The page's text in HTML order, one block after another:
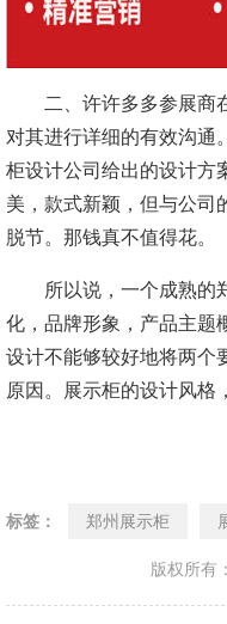
二、许许多多参展商在
对其进行详细的有效沟通
柜设计公司给出的设计方
美，款式新颖，但与公司
脱节。那钱真不值得花。
所以说，一个成熟的郑
化，品牌形象，产品主题
设计不能够较好地将两个
原因。展示柜的设计风格
标签： 郑州展示柜
版权所有：